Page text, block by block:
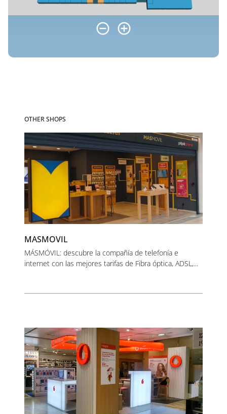
OTHER SHOPS
MASMOVIL
MÁSMÓVIL: descubre la compañía de telefonía e
internet con las mejores tarifas de Fibra óptica, ADSL,...